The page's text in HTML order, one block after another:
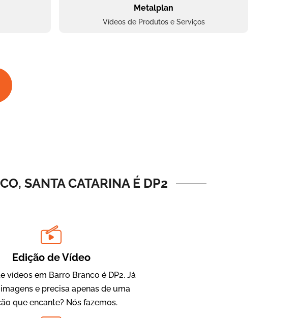
Metalplan
Vídeos de Produtos e Serviços
SANTA CATARINA É DP2
Edição de Vídeo
vídeos em Barro Branco é DP2. Já
e precisa apenas de uma
que encante? Nós fazemos.